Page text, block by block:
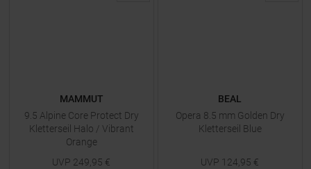
MAMMUT
9.5 Alpine Core Protect Dry
Kletterseil Halo / Vibrant
Orange
UVP 249,95 €
BEAL
Opera 8.5 mm Golden Dry
Kletterseil Blue
UVP 124,95 €